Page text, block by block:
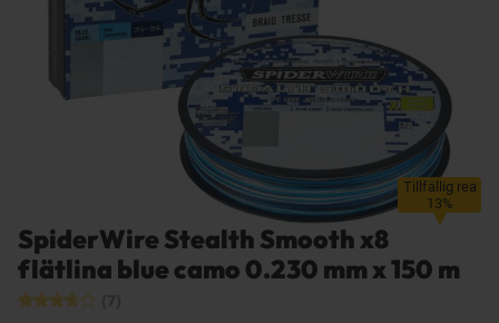
Tillfällig rea
13%
SpiderWire Stealth Smooth x8
flätlina blue camo 0.230 mm x 150 m